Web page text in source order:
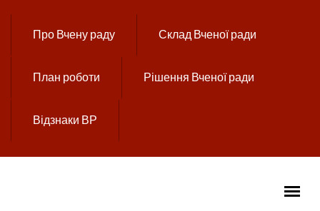
Про Вчену раду Склад Вченої ради
План роботи Рішення Вченої ради
Відзнаки ВР